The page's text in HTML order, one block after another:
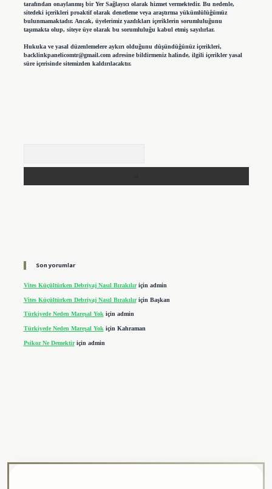
tarafından onaylanmış bir Yer Sağlayıcı olarak hizmet vermektedir. Bu nedenle,
sitedeki içerikleri proaktif olarak denetleme veya araştırma yükümlülüğümüz
bulunmamaktadır. Ancak, üyelerimiz yazdıkları içeriklerin sorumluluğunu
taşımakta olup, siteye üye olarak bu sorumluluğu kabul etmiş sayılırlar.
Hukuka ve yasal düzenlemelere aykırı olduğunu düşündüğünüz içerikleri,
backlinkpanelicomtr@gmail.comadresine bildirmeniz halinde, ilgili içerikler yasal
süre içerisinde sitemizden kaldırılacaktır.
Son yorumlar
Vites Küçültürken Debriyaj Nasıl Bırakılıriçin admin
Vites Küçültürken Debriyaj Nasıl Bırakılıriçin Başkan
Türkiyede Neden Mareşal Yokiçin admin
Türkiyede Neden Mareşal Yok için Kahraman
Psikoz Ne Demektiriçin admin